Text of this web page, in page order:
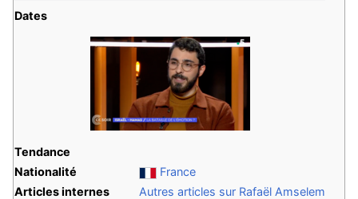
Dates
Tendance
Nationalité
France
Articles internes
Autres articles sur Rafaël Amselem